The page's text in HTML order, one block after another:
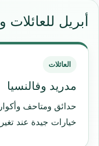
أبريل
العائلات
مدريد وفالنسيا
حدائق ومتاحف
خيارات جيدة عند